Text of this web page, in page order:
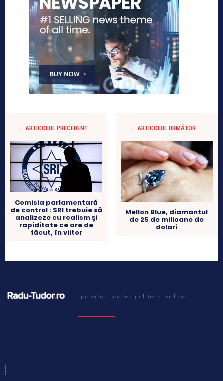
ARTICOLUL PRECEDENT
Comisia parlamentară
de control : SRI trebuie să
analizeze cu realism şi
rapiditate ce are de
făcut, în viitor
ARTICOLUL URMĂTOR
Mellon Blue, diamantul
de 25 de milioane de
dolari
jurnalist, analist politic si militar